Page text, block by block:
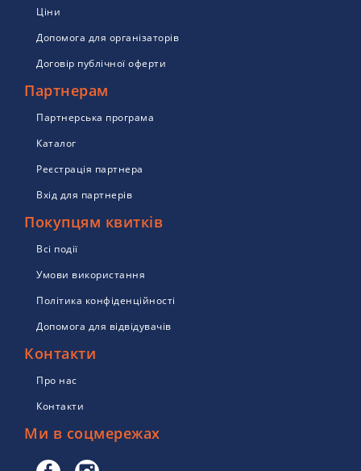
Ціни
Допомога для організаторів
Договір публічної оферти
Партнерам
Партнерська програма
Каталог
Реєстрація партнера
Вхід для партнерів
Покупцям квитків
Всі події
Умови використання
Політика конфіденційності
Допомога для відвідувачів
Контакти
Про нас
Контакти
Ми в соцмережах